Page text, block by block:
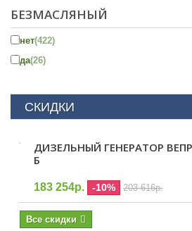
БЕЗМАСЛЯНЫЙ
нет(422)
да(26)
СКИДКИ
ДИЗЕЛЬНЫЙ ГЕНЕРАТОР
Б
183 254р. -10% 203 616р.
Все скидки